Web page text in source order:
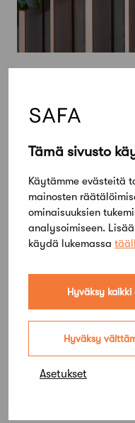
Tämä sivusto
Käytämme evästeitä
mainosten
ominaisuuksien
analysoimiseen.
käydä lukemassa
Hyväksy kaikki
Hyväksy
Asetukset
8 marraskuun, 2024
Malmin uuden
voittanut
Arkkitehtiryhmä